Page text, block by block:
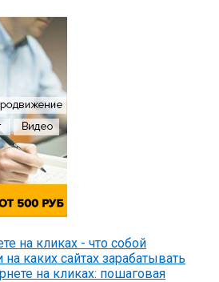
на кликах: пошаговая